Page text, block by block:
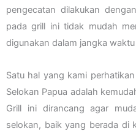
pengecatan dilakukan
pada grill ini tidak mudah
digunakan dalam jangka
Satu hal yang kami
Selokan Papua adalah
Grill ini dirancang agar
selokan, baik yang berada di